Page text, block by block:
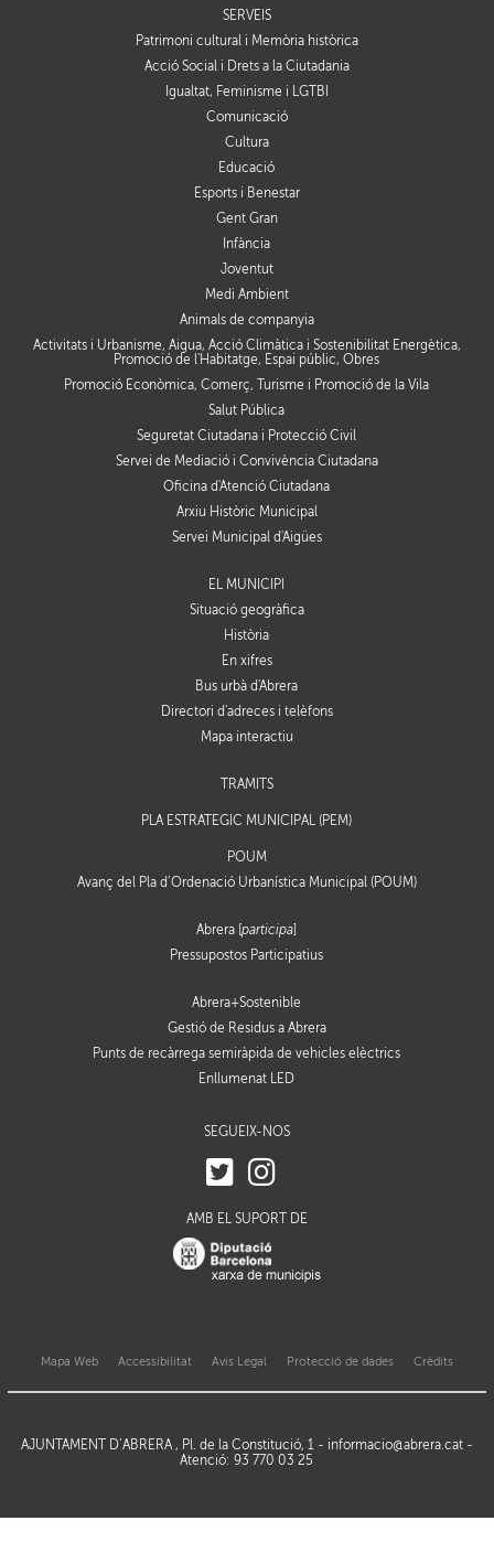
SERVEIS
Patrimoni cultural i Memòria històrica
Acció Social i Drets a la Ciutadania
Igualtat, Feminisme i LGTBI
Comunicació
Cultura
Educació
Esports i Benestar
Gent Gran
Infància
Joventut
Medi Ambient
Animals de companyia
Activitats i Urbanisme, Aigua, Acció Climàtica i Sostenibilitat Energètica,
Promoció de l'Habitatge, Espai públic, Obres
Promoció Econòmica, Comerç, Turisme i Promoció de la Vila
Salut Pública
Seguretat Ciutadana i Protecció Civil
Servei de Mediació i Convivència Ciutadana
Oficina d'Atenció Ciutadana
Arxiu Històric Municipal
Servei Municipal d'Aigües
EL MUNICIPI
Situació geogràfica
Història
En xifres
Bus urbà d'Abrera
Directori d'adreces i telèfons
Mapa interactiu
TRÀMITS
PLA ESTRATÈGIC MUNICIPAL (PEM)
POUM
Avanç del Pla d’Ordenació Urbanística Municipal (POUM)
Abrera [participa]
Pressupostos Participatius
Abrera+Sostenible
Gestió de Residus a Abrera
Punts de recàrrega semiràpida de vehicles elèctrics
Enllumenat LED
SEGUEIX-NOS
AMB EL SUPORT DE
Mapa Web Accessibilitat Avis Legal Protecció de dades Crèdits
AJUNTAMENT D’ABRERA , Pl. de la Constitució, 1 - informacio@abrera.cat-
Atenció: 93 770 03 25